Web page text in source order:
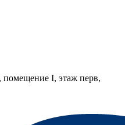
помещение I, этаж перв,